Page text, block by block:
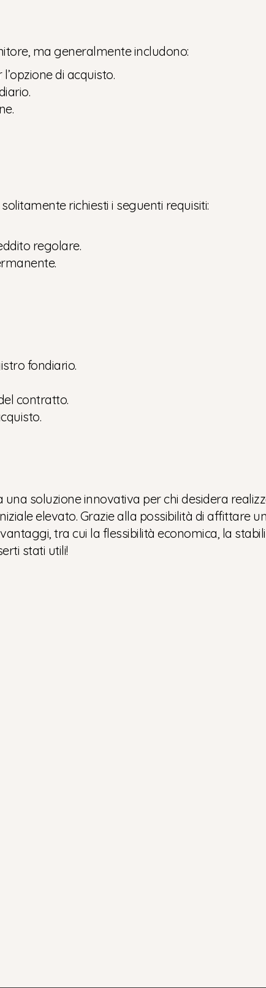
ma generalmente includono:
di acquisto.
richiesti i seguenti requisiti:
regolare.
fondiario.
contratto.
soluzione innovativa per chi desidera
elevato. Grazie alla possibilità di affittare
tra cui la flessibilità economica, la
stati utili!